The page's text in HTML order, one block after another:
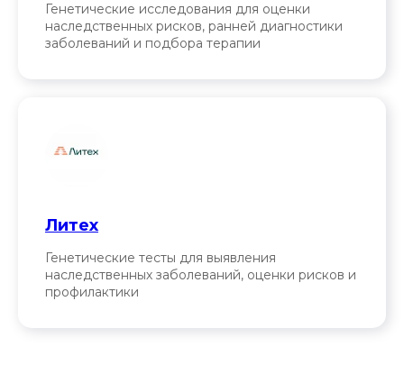
Генетические исследования для оценки
наследственных рисков, ранней диагностики
заболеваний и подбора терапии
Литех
Генетические тесты для выявления
наследственных заболеваний, оценки рисков и
профилактики